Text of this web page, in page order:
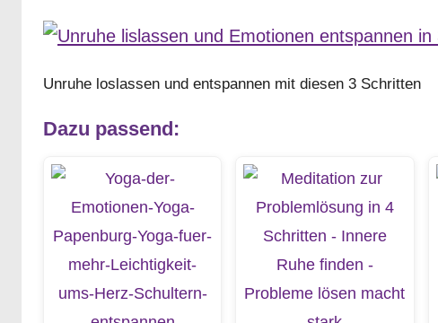
Unruhe loslassen und entspannen mit diesen 3 Schritten
Dazu passend: